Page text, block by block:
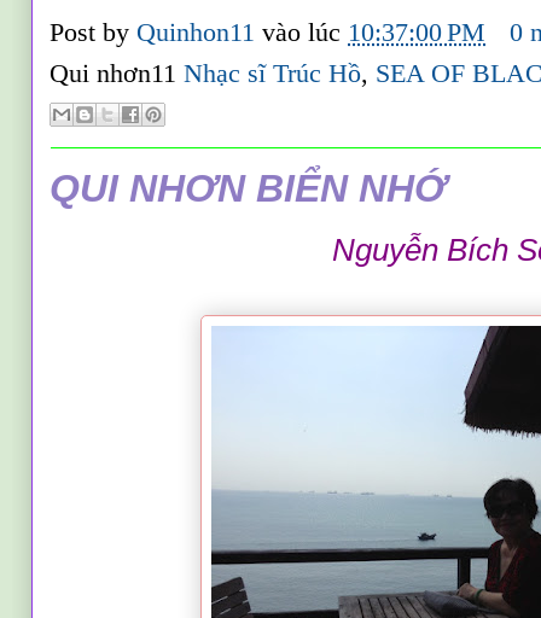
Post by Quinhon11vào lúc 10:37:00 PM
0
Qui nhơn11Nhạc sĩ Trúc Hồ, SEA OF
QUI NHƠN BIỂN NHỚ
Nguyễn Bích